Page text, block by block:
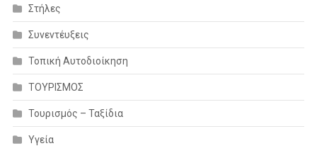
Στήλες
Συνεντέυξεις
Τοπική Αυτοδιοίκηση
ΤΟΥΡΙΣΜΟΣ
Τουρισμός – Ταξίδια
Υγεία